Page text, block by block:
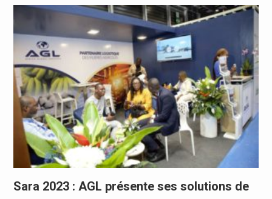
Sara 2023 : AGL présente ses solutions de